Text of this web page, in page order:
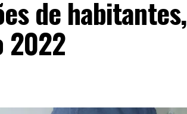
de habitantes,
2022